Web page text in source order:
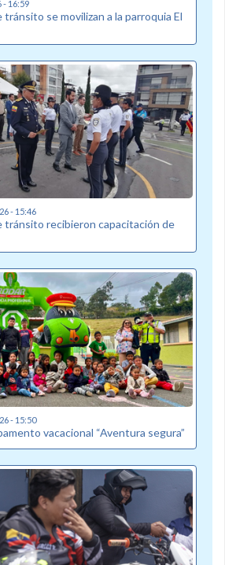
- 16:59
se movilizan a la parroquia El
- 15:46
tránsito recibieron capacitación de
- 15:50
vacacional “Aventura segura”